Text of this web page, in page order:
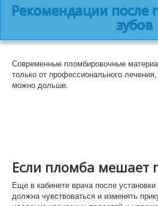
Рекомендации после
зубов
Современные пломбировочные
только от профессионального
можно дольше.
Если пломба мешает
Еще в кабинете врача после
должна чувствоваться и изменять